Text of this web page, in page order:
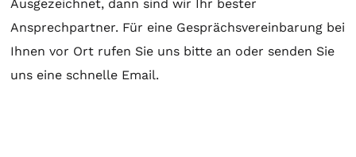
Ausgezeichnet, dann sind wir Ihr bester
Ansprechpartner. Für eine Gesprächsvereinbarung bei
Ihnen vor Ort rufen Sie uns bitte an oder senden Sie
uns eine schnelle Email.